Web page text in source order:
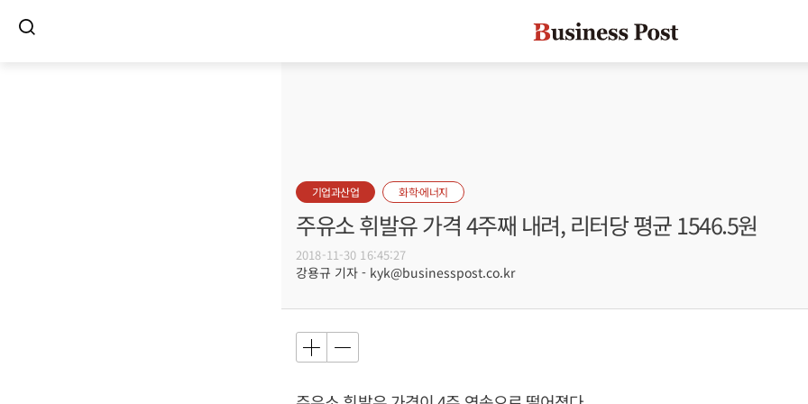
기업과산업 화학·에너지
주유소 휘발유 가격 4주째 내려, 리터당 평균 1546.5원
2018-11-30 16:45:27
강용규 기자 - kyk@businesspost.co.kr